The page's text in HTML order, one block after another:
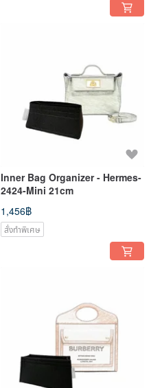
Inner Bag Organizer - Hermes-
2424-Mini 21cm
1,456฿
สั่งทำพิเศษ